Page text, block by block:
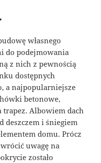
własnego
do podejmowania
z nich z pewnością
dostępnych
a najpopularniejsze
betonowe,
trapez. Albowiem dach
deszczem i śniegiem
domu. Prócz
uwagę na
zostało